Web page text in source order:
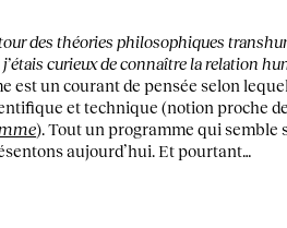
des théories philosophiques
curieux de connaître la relation
est un courant de pensée selon
et technique (notion proche
). Tout un programme qui semble
aujourd’hui. Et pourtant…